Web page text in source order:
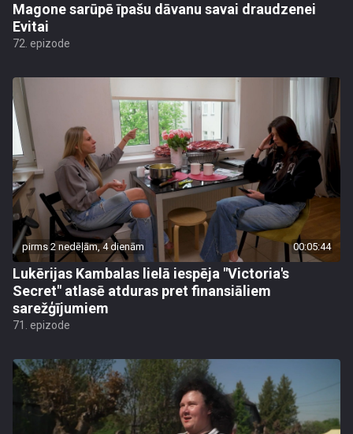
Magone sarūpē īpašu dāvanu savai draudzenei
Evitai
72. epizode
pirms 2 nedēļām, 4 dienām 00:05:44
Lukērijas Kambalas lielā iespēja "Victoria's
Secret" atlasē atduras pret finansiāliem
sarežģījumiem
71. epizode